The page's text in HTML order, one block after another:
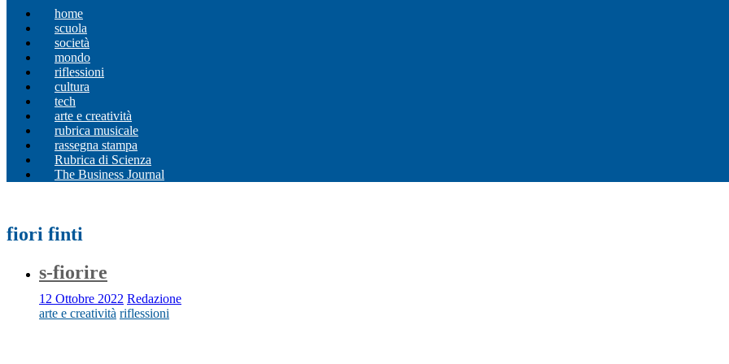
home
scuola
società
mondo
riflessioni
cultura
tech
arte e creatività
rubrica musicale
rassegna stampa
Rubrica di Scienza
The Business Journal
fiori finti
s-fiorire
12 Ottobre 2022 Redazione
arte e creatività riflessioni